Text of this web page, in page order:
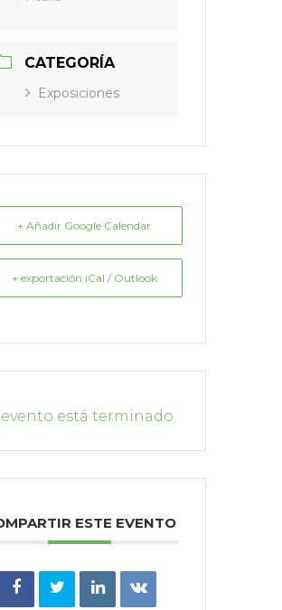
CATEGORÍA
Exposiciones
+ Añadir Google Calendar
+ exportación iCal / Outlook
evento está terminado.
ESTE EVENTO